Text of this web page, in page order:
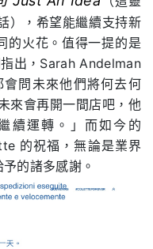
），希望能繼續支持新
的火花。值得一提的是
出，Sarah Andelman
問未來他們將何去何
來會再開一間店吧，他
續運轉。」而如今的
的祝福，無論是業界
的諸多感謝。